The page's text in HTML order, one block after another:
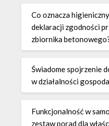
Co oznacza
deklaracji zgodności
zbiornika
Świadome spojrzenie
w działalności
Funkcjonalność w
zestaw porad dla